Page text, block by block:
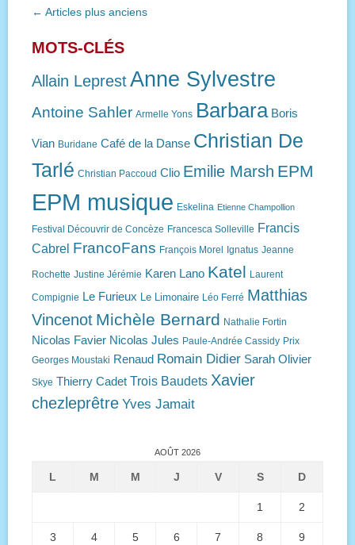
Navigation
articles
← Articles plus anciens
MOTS-CLÉS
Allain LeprestAnne Sylvestre
Antoine Sahler Armelle Yons Barbara Boris
Vian Buridane Café de la Danse Christian De
Tarlé Christian Paccoud Clio Emilie Marsh EPM
EPM musique Eskelina Etienne Champollion
Festival Découvrir de Concèze Francesca Solleville Francis
Cabrel FrancoFans François Morel Ignatus Jeanne
Rochette Justine Jérémie Karen Lano Katel Laurent
Compignie Le Furieux Le Limonaire Léo Ferré Matthias
Vincenot Michèle Bernard Nathalie Fortin
Nicolas Favier Nicolas Jules Paule-Andrée Cassidy Prix
Georges Moustaki Renaud Romain Didier Sarah Olivier
Skye Thierry Cadet Trois Baudets Xavier
chezleprêtre Yves Jamait
AOÛT 2026
L M M J V S D
1 2
3 4 5 6 7 8 9